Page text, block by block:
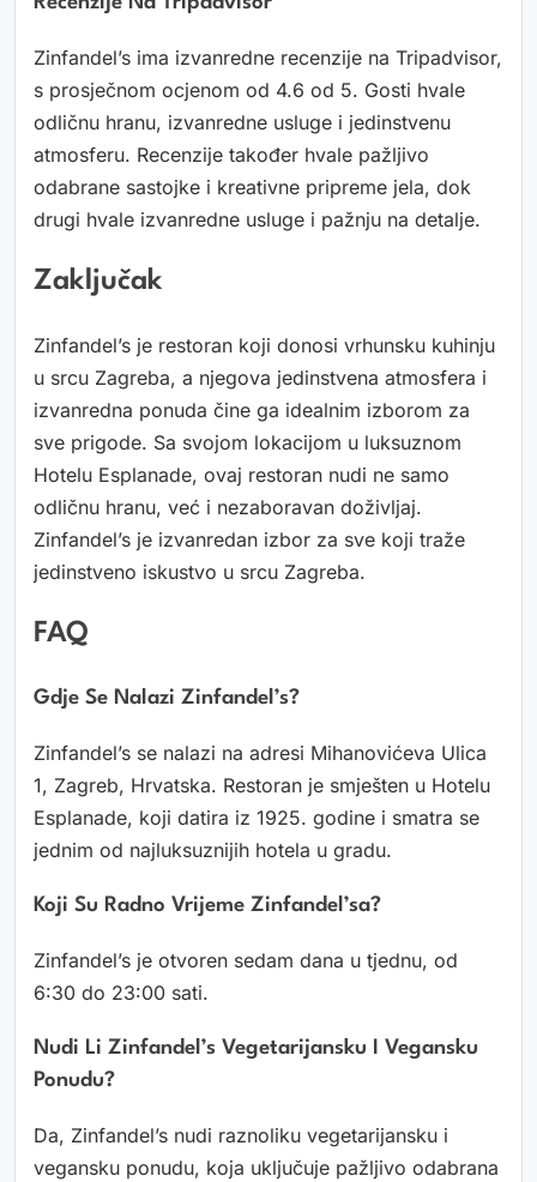
Zinfandel’s ima izvanredne recenzije na Tripadvisor,
s prosječnom ocjenom od 4.6 od 5. Gosti hvale
odličnu hranu, izvanredne usluge i jedinstvenu
atmosferu. Recenzije također hvale pažljivo
odabrane sastojke i kreativne pripreme jela, dok
drugi hvale izvanredne usluge i pažnju na detalje.
Zaključak
Zinfandel’s je restoran koji donosi vrhunsku kuhinju
u srcu Zagreba, a njegova jedinstvena atmosfera i
izvanredna ponuda čine ga idealnim izborom za
sve prigode. Sa svojom lokacijom u luksuznom
Hotelu Esplanade, ovaj restoran nudi ne samo
odličnu hranu, već i nezaboravan doživljaj.
Zinfandel’s je izvanredan izbor za sve koji traže
jedinstveno iskustvo u srcu Zagreba.
FAQ
Gdje Se Nalazi Zinfandel’s?
Zinfandel’s se nalazi na adresi Mihanovićeva Ulica
1, Zagreb, Hrvatska. Restoran je smješten u Hotelu
Esplanade, koji datira iz 1925. godine i smatra se
jednim od najluksuznijih hotela u gradu.
Koji Su Radno Vrijeme Zinfandel’sa?
Zinfandel’s je otvoren sedam dana u tjednu, od
6:30 do 23:00 sati.
Nudi Li Zinfandel’s Vegetarijansku I Vegansku
Ponudu?
Da, Zinfandel’s nudi raznoliku vegetarijansku i
vegansku ponudu, koja uključuje pažljivo odabrana